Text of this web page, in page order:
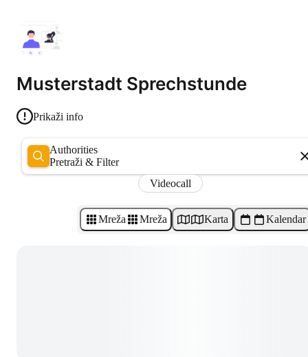
Musterstadt Sprechstunde
Prikaži info
Authorities
Pretraži & Filter
Videocall
Mreža Mreža Karta Kalendar